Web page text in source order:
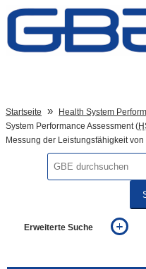
Zum Inhalt
Sprachumschaltung
Startseite Health System
System Performance Assessment (
Messung der Leistungsfähigkeit
Erweiterte Suche